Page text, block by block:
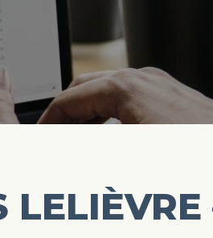
LELIÈVRE